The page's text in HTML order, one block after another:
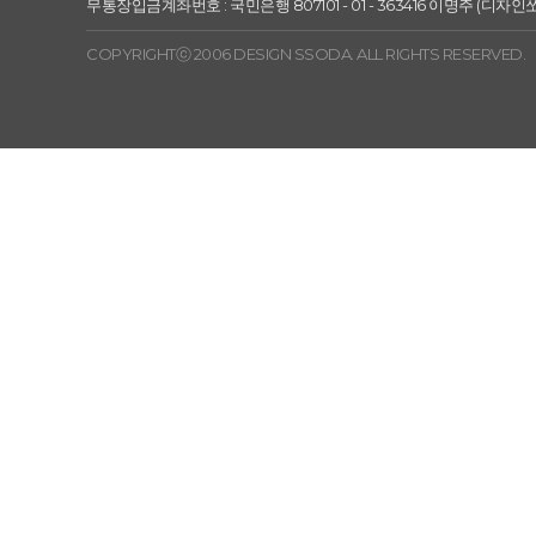
무통장입금계좌번호 : 국민은행 807101 - 01 - 363416 이명주 (디자인
COPYRIGHTⓒ 2006 DESIGN SSODA. ALL RIGHTS RESERVED.